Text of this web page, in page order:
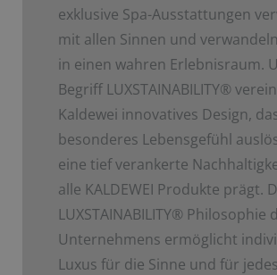
exklusive Spa-Ausstattungen
mit allen Sinnen und
in einen wahren Erlebnisraum.
Begriff LUXSTAINABILITY®
Kaldewei innovatives Design,
besonderes Lebensgefühl
eine tief verankerte
alle KALDEWEI Produkte prägt.
LUXSTAINABILITY® Philosophie
Unternehmens ermöglicht
Luxus für die Sinne und für